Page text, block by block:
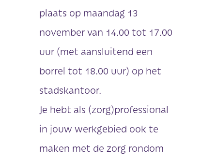
plaats op maandag 13
november van 14.00 tot 17.00
uur (met aansluitend een
borrel tot 18.00 uur) op het
stadskantoor.
Je hebt als (zorg)professional
in jouw werkgebied ook te
maken met de zorg rondom